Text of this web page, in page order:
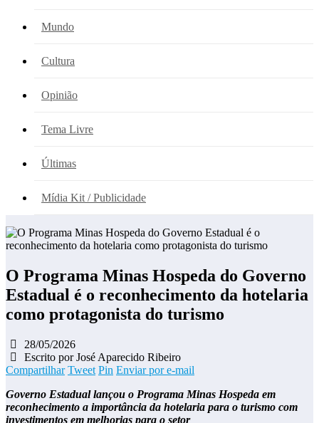
Mundo
Cultura
Opinião
Tema Livre
Últimas
Mídia Kit / Publicidade
O Programa Minas Hospeda do Governo
Estadual é o reconhecimento da hotelaria
como protagonista do turismo
28/05/2026
Escrito por José Aparecido Ribeiro
Compartilhar Tweet Pin Enviar por e-mail
Governo Estadual lançou o Programa Minas Hospeda em
reconhecimento a importância da hotelaria para o turismo com
investimentos em melhorias para o setor